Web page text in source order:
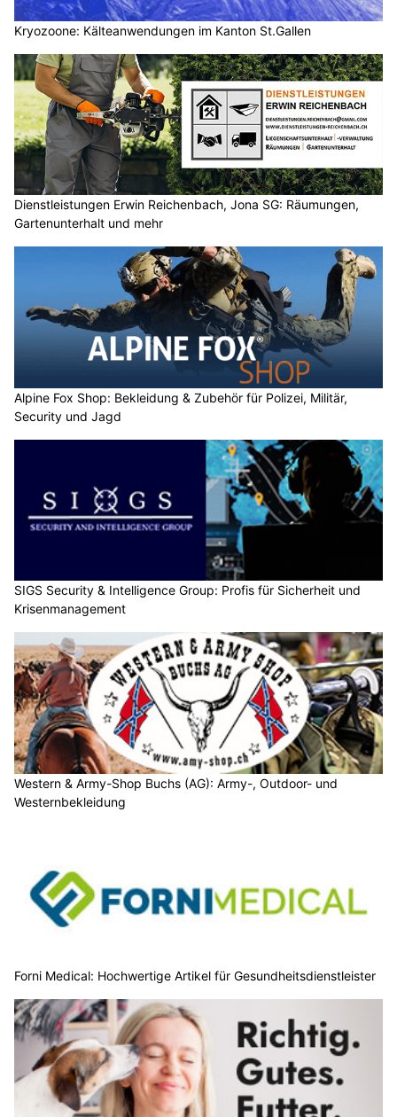
Kryozoone: Kälteanwendungen im Kanton St.Gallen
Dienstleistungen Erwin Reichenbach, Jona SG: Räumungen,
Gartenunterhalt und mehr
Alpine Fox Shop: Bekleidung & Zubehör für Polizei, Militär,
Security und Jagd
SIGS Security & Intelligence Group: Profis für Sicherheit und
Krisenmanagement
Western & Army-Shop Buchs (AG): Army-, Outdoor- und
Westernbekleidung
Forni Medical: Hochwertige Artikel für Gesundheitsdienstleister